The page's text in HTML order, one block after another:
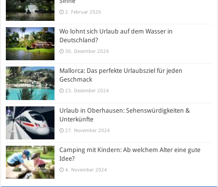
2. Februar 2026
Wo lohnt sich Urlaub auf dem Wasser in
Deutschland?
30. Dezember 2024
Mallorca: Das perfekte Urlaubsziel für jeden
Geschmack
23. Dezember 2024
Urlaub in Oberhausen: Sehenswürdigkeiten &
Unterkünfte
27. November 2024
Camping mit Kindern: Ab welchem Alter eine gute
Idee?
4. November 2024